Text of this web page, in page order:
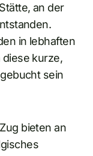
an der
in lebhaften
kurze,
sein
bieten an